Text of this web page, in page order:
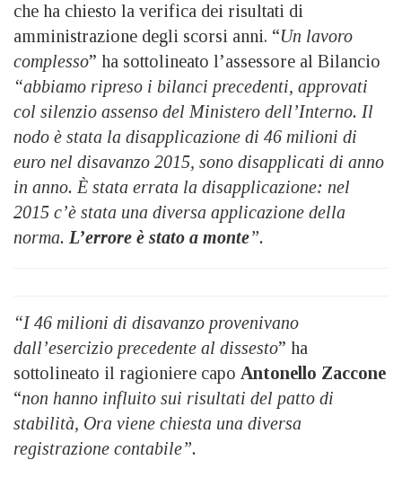
che ha chiesto la verifica dei risultati di
amministrazione degli scorsi anni. “Un lavoro
complesso” ha sottolineato l’assessore al Bilancio
“abbiamo ripreso i bilanci precedenti, approvati
col silenzio assenso del Ministero dell’Interno. Il
nodo è stata la disapplicazione di 46 milioni di
euro nel disavanzo 2015, sono disapplicati di anno
in anno. È stata errata la disapplicazione: nel
2015 c’è stata una diversa applicazione della
norma. L’errore è stato a monte”.
“I 46 milioni di disavanzo provenivano
dall’esercizio precedente al dissesto” ha
sottolineato il ragioniere capo Antonello Zaccone
“non hanno influito sui risultati del patto di
stabilità, Ora viene chiesta una diversa
registrazione contabile”.